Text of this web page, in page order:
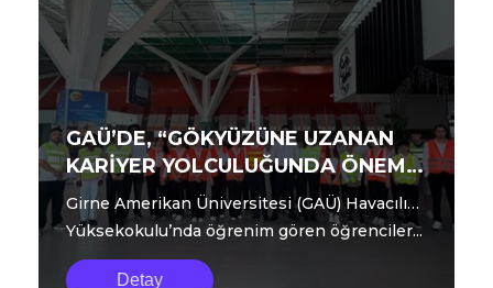
GAÜ’DE, “GÖKYÜZÜNE UZANAN
KARİYER YOLCULUĞUNDA ÖNEMLİ
BİR ADIM DAHA”
Girne Amerikan Üniversitesi (GAÜ) Havacılık
Yüksekokulu’nda öğrenim gören öğrenciler...
Detay